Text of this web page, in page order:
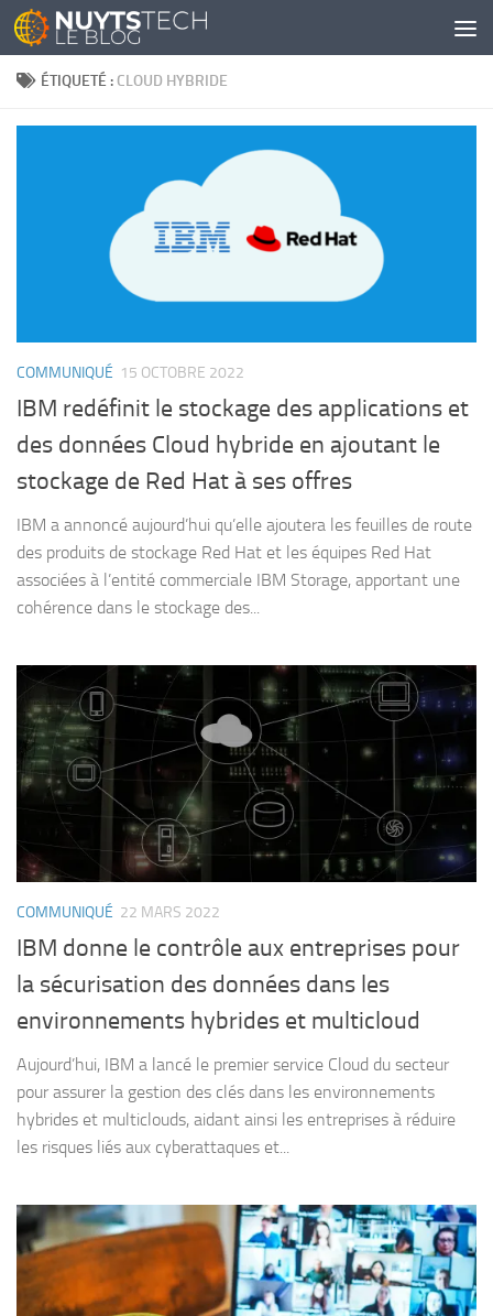
Skip to content
ÉTIQUETÉ : CLOUD HYBRIDE
COMMUNIQUÉ 15 OCTOBRE 2022
IBM redéfinit le stockage des applications et
des données Cloud hybride en ajoutant le
stockage de Red Hat à ses offres
IBM a annoncé aujourd’hui qu’elle ajoutera les feuilles de route
des produits de stockage Red Hat et les équipes Red Hat
associées à l’entité commerciale IBM Storage, apportant une
cohérence dans le stockage des...
COMMUNIQUÉ 22 MARS 2022
IBM donne le contrôle aux entreprises pour
la sécurisation des données dans les
environnements hybrides et multicloud
Aujourd’hui, IBM a lancé le premier service Cloud du secteur
pour assurer la gestion des clés dans les environnements
hybrides et multiclouds, aidant ainsi les entreprises à réduire
les risques liés aux cyberattaques et...